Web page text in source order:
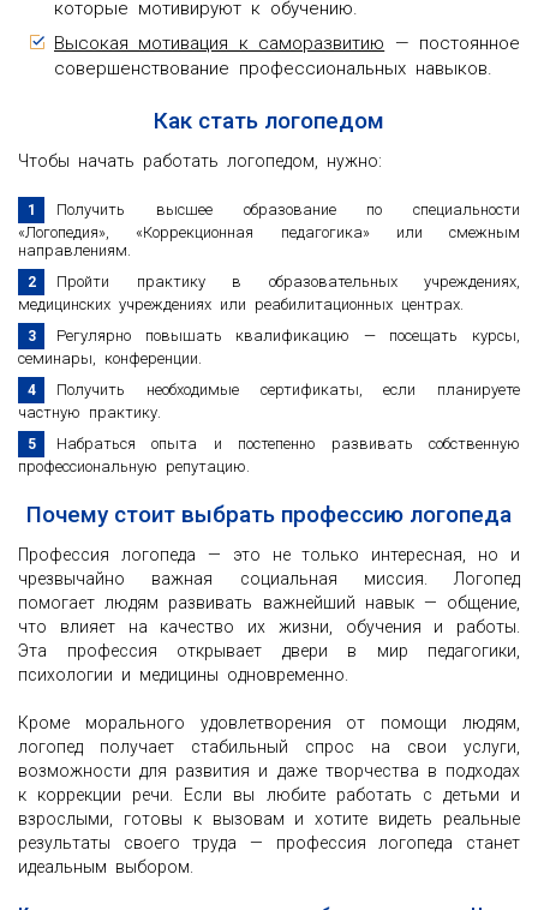
которые мотивируют к обучению.
Высокая мотивация к саморазвитию — постоянное
совершенствование профессиональных навыков.
Как стать логопедом
Чтобы начать работать логопедом, нужно:
Получить высшее образование по специальности
«Логопедия», «Коррекционная педагогика» или смежным
направлениям.
Пройти практику в образовательных учреждениях,
медицинских учреждениях или реабилитационных центрах.
Регулярно повышать квалификацию — посещать курсы,
семинары, конференции.
Получить необходимые сертификаты, если планируете
частную практику.
Набраться опыта и постепенно развивать собственную
профессиональную репутацию.
Почему стоит выбрать профессию логопеда
Профессия логопеда — это не только интересная, но и
чрезвычайно важная социальная миссия. Логопед
помогает людям развивать важнейший навык — общение,
что влияет на качество их жизни, обучения и работы.
Эта профессия открывает двери в мир педагогики,
психологии и медицины одновременно.
Кроме морального удовлетворения от помощи людям,
логопед получает стабильный спрос на свои услуги,
возможности для развития и даже творчества в подходах
к коррекции речи. Если вы любите работать с детьми и
взрослыми, готовы к вызовам и хотите видеть реальные
результаты своего труда — профессия логопеда станет
идеальным выбором.